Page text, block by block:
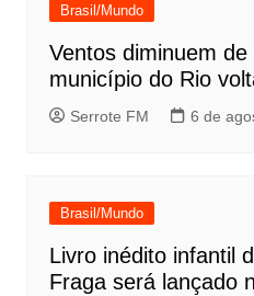
Brasil/Mundo
Ventos diminuem
município do Rio
Serrote FM 6 de
Brasil/Mundo
Livro inédito infantil
Fraga será lançado